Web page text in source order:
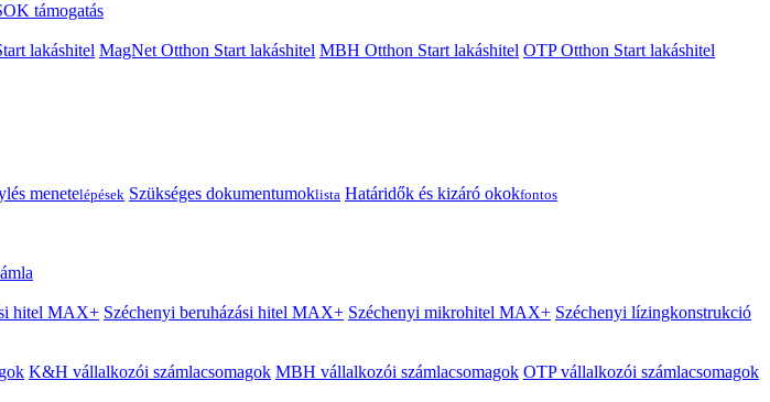
támogatás
lakáshitel MagNet Otthon Start lakáshitel MBH Otthon Start lakáshitel OTP Otthon Start lakáshitel
menetelépések Szükséges dokumentumoklista Határidők és kizáró okokfontos
hitel MAX+ Széchenyi beruházási hitel MAX+ Széchenyi mikrohitel MAX+ Széchenyi lízingkonstrukció
K&H vállalkozói számlacsomagok MBH vállalkozói számlacsomagok OTP vállalkozói számlacsomagok